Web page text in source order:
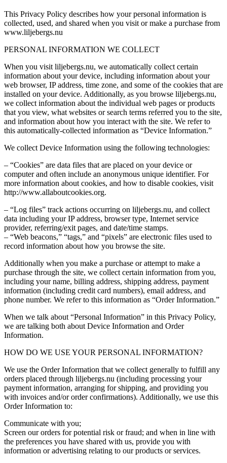
This Privacy Policy describes how your personal information is
collected, used, and shared when you visit or make a purchase from
www.liljebergs.nu
PERSONAL INFORMATION WE COLLECT
When you visit liljebergs.nu, we automatically collect certain
information about your device, including information about your
web browser, IP address, time zone, and some of the cookies that are
installed on your device. Additionally, as you browse liljebergs.nu,
we collect information about the individual web pages or products
that you view, what websites or search terms referred you to the site,
and information about how you interact with the site. We refer to
this automatically-collected information as “Device Information.”
We collect Device Information using the following technologies:
– “Cookies” are data files that are placed on your device or
computer and often include an anonymous unique identifier. For
more information about cookies, and how to disable cookies, visit
http://www.allaboutcookies.org.
– “Log files” track actions occurring on liljebergs.nu, and collect
data including your IP address, browser type, Internet service
provider, referring/exit pages, and date/time stamps.
– “Web beacons,” “tags,” and “pixels” are electronic files used to
record information about how you browse the site.
Additionally when you make a purchase or attempt to make a
purchase through the site, we collect certain information from you,
including your name, billing address, shipping address, payment
information (including credit card numbers), email address, and
phone number. We refer to this information as “Order Information.”
When we talk about “Personal Information” in this Privacy Policy,
we are talking both about Device Information and Order
Information.
HOW DO WE USE YOUR PERSONAL INFORMATION?
We use the Order Information that we collect generally to fulfill any
orders placed through liljebergs.nu (including processing your
payment information, arranging for shipping, and providing you
with invoices and/or order confirmations). Additionally, we use this
Order Information to:
Communicate with you;
Screen our orders for potential risk or fraud; and when in line with
the preferences you have shared with us, provide you with
information or advertising relating to our products or services.